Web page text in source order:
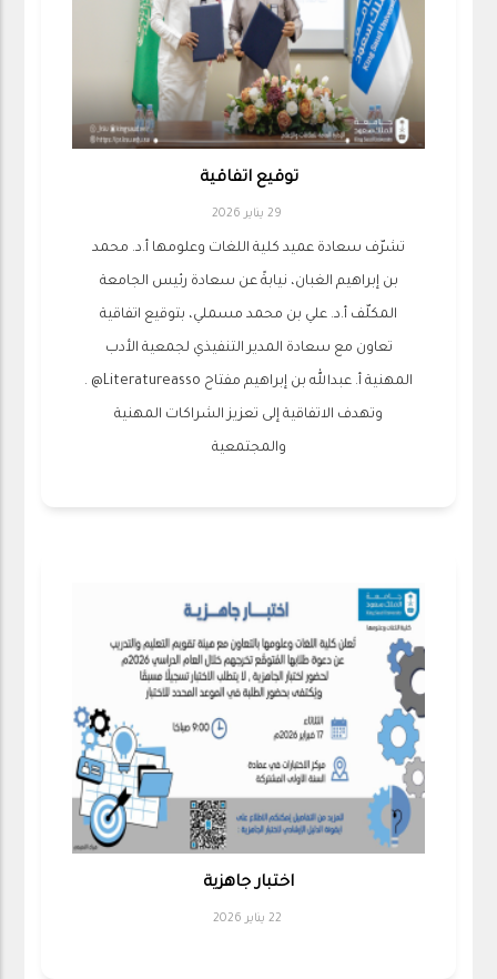
توقيع اتفاقية
29 يناير 2026
تشرّف سعادة عميد كلية اللغات وعلومها أ.د. محمد
بن إبراهيم الغبان، نيابةً عن سعادة رئيس الجامعة
المكلّف أ.د. علي بن محمد مسملي، بتوقيع اتفاقية
تعاون مع سعادة المدير التنفيذي لجمعية الأدب
المهنية أ. عبدالله بن إبراهيم مفتاح ⁦‪@Literatureasso‬⁩ .
وتهدف الاتفاقية إلى تعزيز الشراكات المهنية
والمجتمعية
اختبار جاهزية
22 يناير 2026